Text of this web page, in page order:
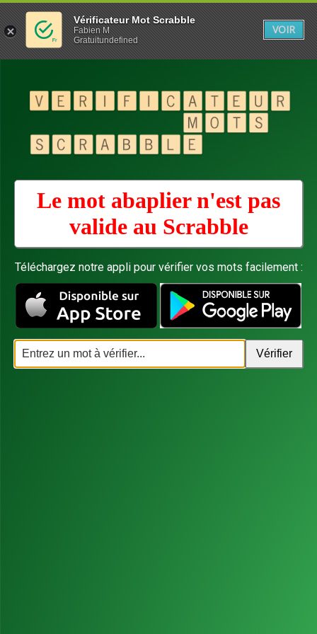
Le mot abaplier n'est pas
valide au Scrabble
Téléchargez notre appli pour vérifier vos mots facilement :
Vérificateur Mot Scrabble
Fabien M
Gratuitundefined
VOIR